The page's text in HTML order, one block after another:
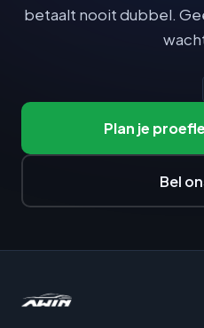
betaalt nooit dubbel.
Plan je
Bel